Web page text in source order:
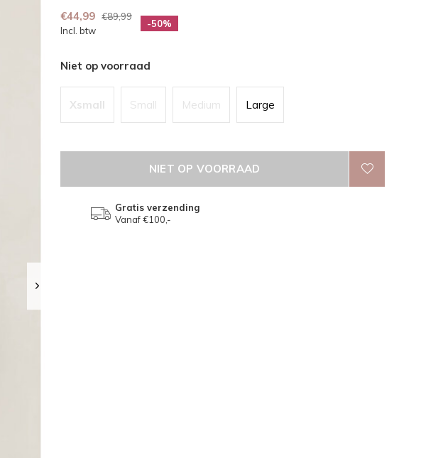
€44,99 €89,99
Incl. btw
-50%
Niet op voorraad
Xsmall Small Medium Large
NIET OP VOORRAAD
Gratis verzending
Vanaf €100,-